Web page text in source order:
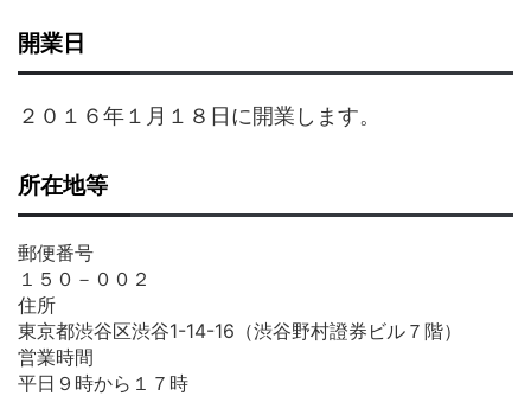
開業日
２０１６年１月１８日に開業します。
所在地等
郵便番号
１５０－００２
住所
東京都渋谷区渋谷1-14-16（渋谷野村證券ビル７階）
営業時間
平日９時から１７時